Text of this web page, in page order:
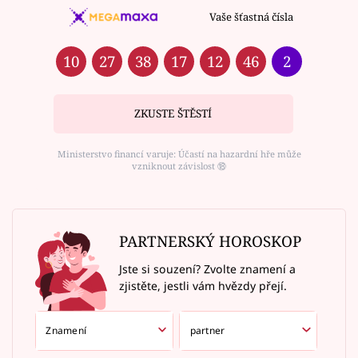
Vaše šťastná čísla
10 27 38 17 12 46 2
ZKUSTE ŠTĚSTÍ
Ministerstvo financí varuje: Účastí na hazardní hře může
vzniknout závislost ⑱
PARTNERSKÝ HOROSKOP
Jste si souzení? Zvolte znamení a
zjistěte, jestli vám hvězdy přejí.